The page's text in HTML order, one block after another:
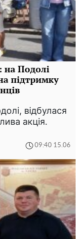
на Подолі
підтримку
відбулася
акція.
09:40 15.06